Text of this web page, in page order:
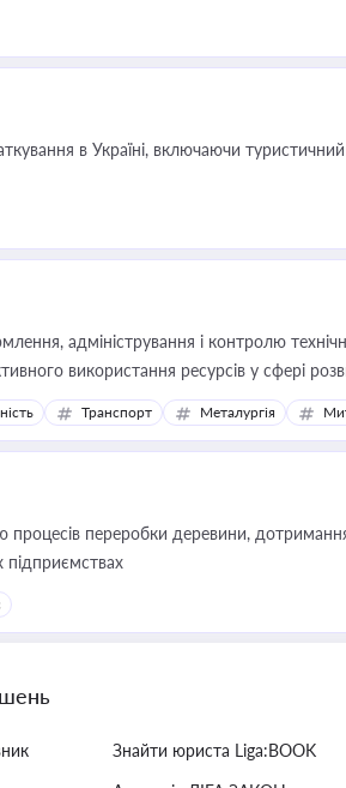
в Україні, включаючи туристичний
адміністрування і контролю
використання ресурсів у сфері
Транспорт Металургія
процесів переробки деревини,
підприємствах
Знайти юриста Liga:BOOK